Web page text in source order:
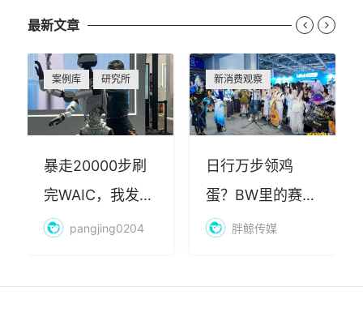
最新文章
案例库 研究所
暴走20000步刷
完WAIC，我发现
AI最赚钱的不是
pangjing0204
新消费观察
日行万步领鸡
蛋？BW里的赛博
朝圣，藏着品牌
胖鲸传媒
 